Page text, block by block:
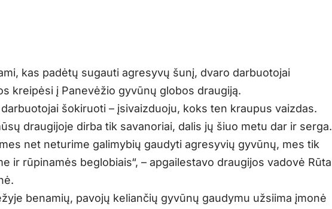
kas padėtų sugauti agresyvų šunį, dvaro darbuotojai
kreipėsi į Panevėžio gyvūnų globos draugiją.
darbuotojai šokiruoti – įsivaizduoju, koks ten kraupus vaizdas.
draugijoje dirba tik savanoriai, dalis jų šiuo metu dar ir serga.
net neturime galimybių gaudyti agresyvių gyvūnų, mes tik
ir rūpinamės beglobiais“, – apgailestavo draugijos vadovė Rūta
benamių, pavojų keliančių gyvūnų gaudymu užsiima įmonė